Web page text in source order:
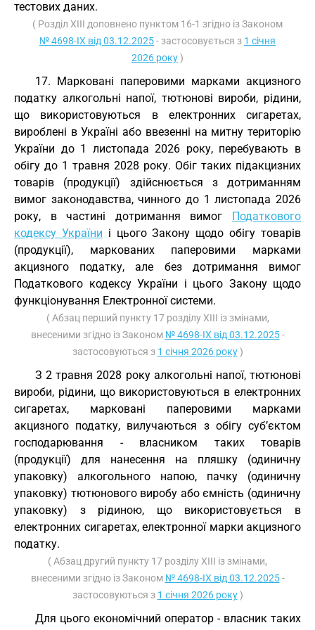
тестових даних.
( Розділ XIII доповнено пунктом 16-1 згідно із Законом
№ 4698-IX від 03.12.2025- застосовується з 1 січня
2026 року)
17. Марковані паперовими марками акцизного
податку алкогольні напої, тютюнові вироби, рідини,
що використовуються в електронних сигаретах,
вироблені в Україні або ввезенні на митну територію
України до 1 листопада 2026 року, перебувають в
обігу до 1 травня 2028 року. Обіг таких підакцизних
товарів (продукції) здійснюється з дотриманням
вимог законодавства, чинного до 1 листопада 2026
року, в частині дотримання вимог Податкового
кодексу України і цього Закону щодо обігу товарів
(продукції), маркованих паперовими марками
акцизного податку, але без дотримання вимог
Податкового кодексу України і цього Закону щодо
функціонування Електронної системи.
( Абзац перший пункту 17 розділу XIII із змінами,
внесеними згідно із Законом № 4698-IX від 03.12.2025-
застосовуються з 1 січня 2026 року)
З 2 травня 2028 року алкогольні напої, тютюнові
вироби, рідини, що використовуються в електронних
сигаретах, марковані паперовими марками
акцизного податку, вилучаються з обігу суб’єктом
господарювання - власником таких товарів
(продукції) для нанесення на пляшку (одиничну
упаковку) алкогольного напою, пачку (одиничну
упаковку) тютюнового виробу або ємність (одиничну
упаковку) з рідиною, що використовується в
електронних сигаретах, електронної марки акцизного
податку.
( Абзац другий пункту 17 розділу XIII із змінами,
внесеними згідно із Законом № 4698-IX від 03.12.2025-
застосовуються з 1 січня 2026 року)
Для цього економічний оператор - власник таких